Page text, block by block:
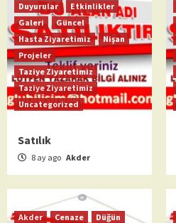
Duyurular
Etkinlikler
Galeri
Güncel
Hasta Ziyaretimiz
Nişan
Projeler
Taziye Ziyaretimiz
Taziye Ziyaretimiz
Uncategorized
Satılık
8 ay ago Akder
Akder Cenaze
Düğün